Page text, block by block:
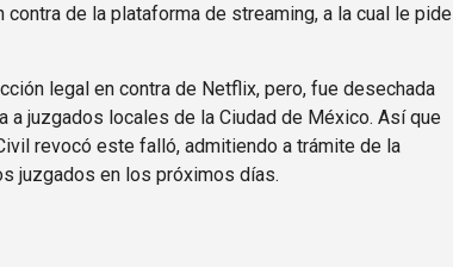
de la plataforma de streaming, a la cual le pide
legal en contra de Netflix, pero, fue desechada
juzgados locales de la Ciudad de México. Así que
revocó este falló, admitiendo a trámite de la
juzgados en los próximos días.